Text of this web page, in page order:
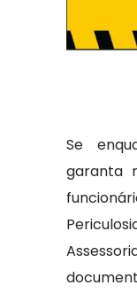
Se
garanta